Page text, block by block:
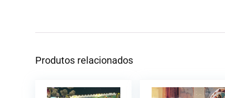
Produtos relacionados